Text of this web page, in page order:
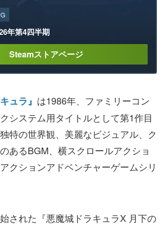
年第4四半期
Steamストアページ
ュラ』 は1986年、ファミリーコン
システム用タイトルとして第1作目
特の世界観、美麗なビジュアル、ク
あるBGM、横スクロールアクショ
クションアドベンチャーゲームシリ
された『悪魔城ドラキュラX 月下の